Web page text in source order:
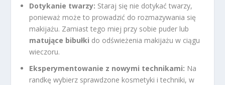
Dotykanie twarzy: Staraj się nie dotykać twarzy,
ponieważ może to prowadzić do rozmazywania się
makijażu. Zamiast tego miej przy sobie puder lub
matujące bibułki do odświeżenia makijażu w ciągu
wieczoru.
Eksperymentowanie z nowymi technikami: Na
randkę wybierz sprawdzone kosmetyki i techniki, w